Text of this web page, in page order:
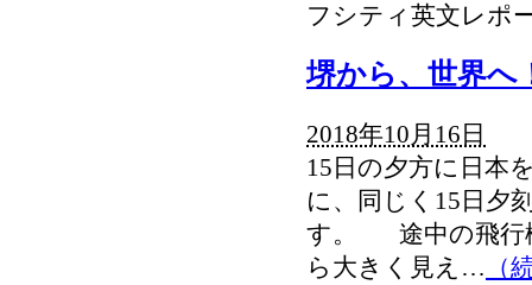
フシティ英文レ
堺から、世界
2018年10月16日
15日の夕方に日本
に、同じく15日夕
す。 途中の飛行
ら大きく見え… （